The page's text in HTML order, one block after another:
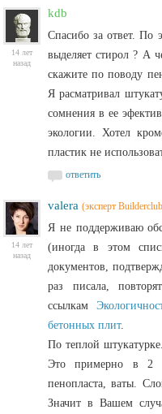
14 лет
назад
kdb
Спасибо за ответ. По
выделяет стирол ? А
скажите по поводу
Я расматривал
сомнения в ее
экологии. Хотел
пластик не
ответить
14 лет
назад
valera (эксперт
Я не поддерживаю
(иногда в этом
документов,
раз писала,
ссылкам
бетонных плит.
По теплой
Это примерно в 2
пенопласта, ваты.
Значит в Вашем